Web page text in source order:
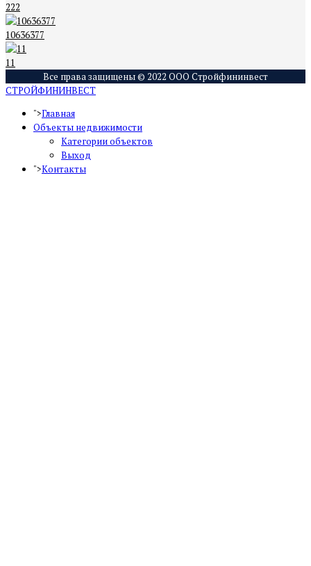
222
10636377
11
Все права защищены © 2022 ООО Стройфининвест
СТРОЙФИНИНВЕСТ
">Главная
Объекты недвижимости
Категории объектов
Выход
">Контакты